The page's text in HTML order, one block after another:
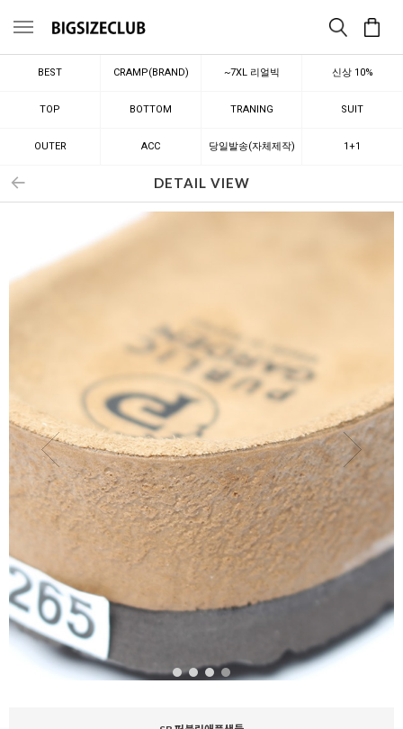
메뉴
BEST CRAMP(BRAND) ~7XL 리얼빅 신상 10%
TOP BOTTOM TRANING SUIT
OUTER ACC 당일발송(자체제작) 1+1
DETAIL VIEW